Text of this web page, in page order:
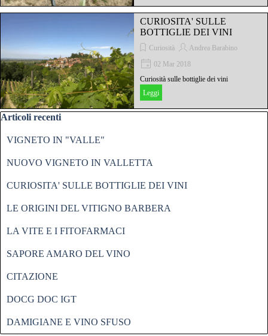
CURIOSITA' SULLE
BOTTIGLIE DEI VINI
Curiosità
Andrea Barabino
02 Mar 2018
Curiosità sulle bottiglie dei vini
Leggi
Salta blocco Articoli recenti
Articoli recenti
VIGNETO IN "VALLE"
NUOVO VIGNETO IN VALLETTA
CURIOSITA' SULLE BOTTIGLIE DEI VINI
LE ORIGINI DEL VITIGNO BARBERA
LA VITE E I FITOFARMACI
SAPORE AMARO DEL VINO
CITAZIONE
DOCG DOC IGT
DAMIGIANE E VINO SFUSO